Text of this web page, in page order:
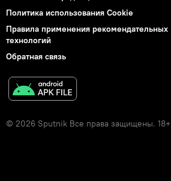
Политика использования Cookie
Правила применения рекомендательных
технологий
Обратная связь
© 2026 Sputnik Все права защищены. 18+